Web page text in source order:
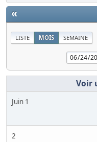
«
LISTE MOIS SEMAINE
Juin 1
2